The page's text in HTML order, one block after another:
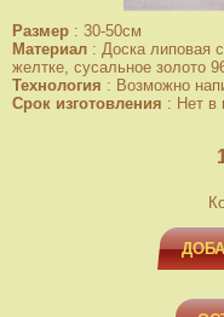
Размер : 30-50см
Материал : Доска липовая
желтке, сусальное золото
Технология : Возможно
Срок изготовления : Нет в